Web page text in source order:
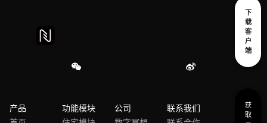
下
载
客
户
端
获
取
产品
功能模块
公司
联系我们